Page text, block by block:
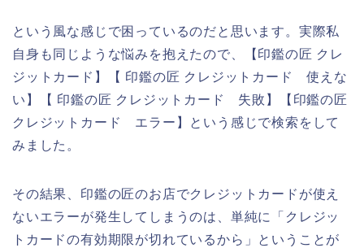
という風な感じで困っているのだと思います。実際私
自身も同じような悩みを抱えたので、【印鑑の匠 クレ
ジットカード】【 印鑑の匠 クレジットカード 使えな
い】【 印鑑の匠 クレジットカード 失敗】【印鑑の匠
クレジットカード エラー】という感じで検索をして
みました。
その結果、印鑑の匠のお店でクレジットカードが使え
ないエラーが発生してしまうのは、単純に「クレジッ
トカードの有効期限が切れているから」ということが